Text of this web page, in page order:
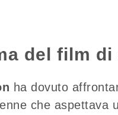
del film
ha dovuto
che aspettava